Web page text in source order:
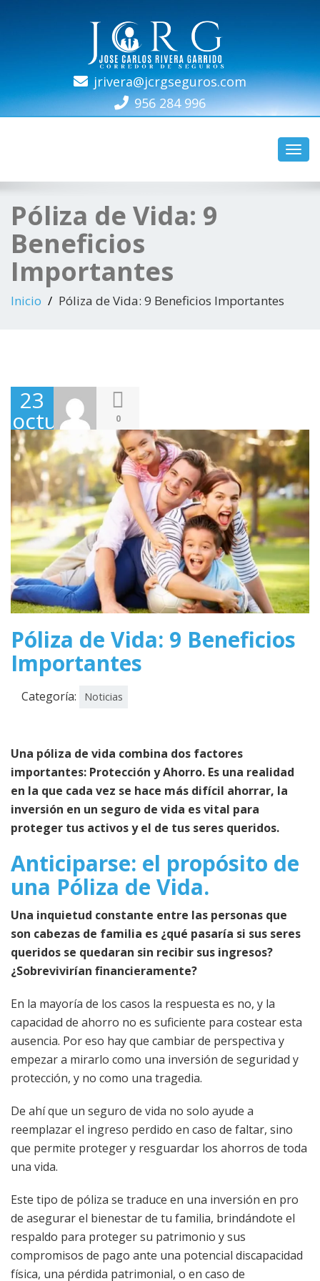
REG. SBS N-4686jrivera@jcrgseguros.com
956 284 996
Póliza de Vida: 9
Beneficios
Importantes
Inicio Póliza de Vida: 9 Beneficios Importantes
23
octubre,
2020
0
Póliza de Vida: 9 Beneficios
Importantes
Categoría: Noticias
Una póliza de vida combina dos factores
importantes: Protección y Ahorro. Es una realidad
en la que cada vez se hace más difícil ahorrar, la
inversión en un seguro de vida es vital para
proteger tus activos y el de tus seres queridos.
Anticiparse: el propósito de
una Póliza de Vida.
Una inquietud constante entre las personas que
son cabezas de familia es ¿qué pasaría si sus seres
queridos se quedaran sin recibir sus ingresos?
¿Sobrevivirían financieramente?
En la mayoría de los casos la respuesta es no, y la
capacidad de ahorro no es suficiente para costear esta
ausencia. Por eso hay que cambiar de perspectiva y
empezar a mirarlo como una inversión de seguridad y
protección, y no como una tragedia.
De ahí que un seguro de vida no solo ayude a
reemplazar el ingreso perdido en caso de faltar, sino
que permite proteger y resguardar los ahorros de toda
una vida.
Este tipo de póliza se traduce en una inversión en pro
de asegurar el bienestar de tu familia, brindándote el
respaldo para proteger ­su patrimonio y sus
compromisos de pago ante una potencial discapacidad
física, una pérdida patrimonial, o en caso de